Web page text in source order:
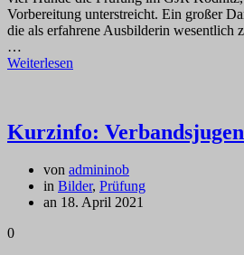
Vorbereitung unterstreicht. Ein großer
die als erfahrene Ausbilderin wesentlich
…
Weiterlesen
Kurzinfo:
von admininob
in Bilder, Prüfung
an 18. April 2021
0